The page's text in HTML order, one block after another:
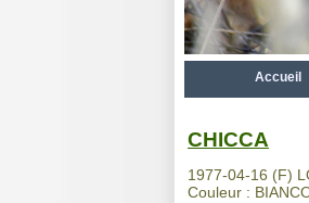
Accueil
CHICCA
1977-04-16 (F)
Couleur :